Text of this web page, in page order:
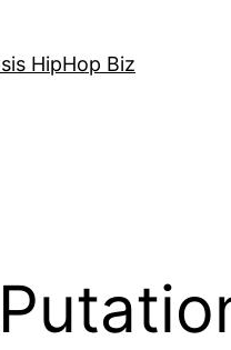
HipHop Biz